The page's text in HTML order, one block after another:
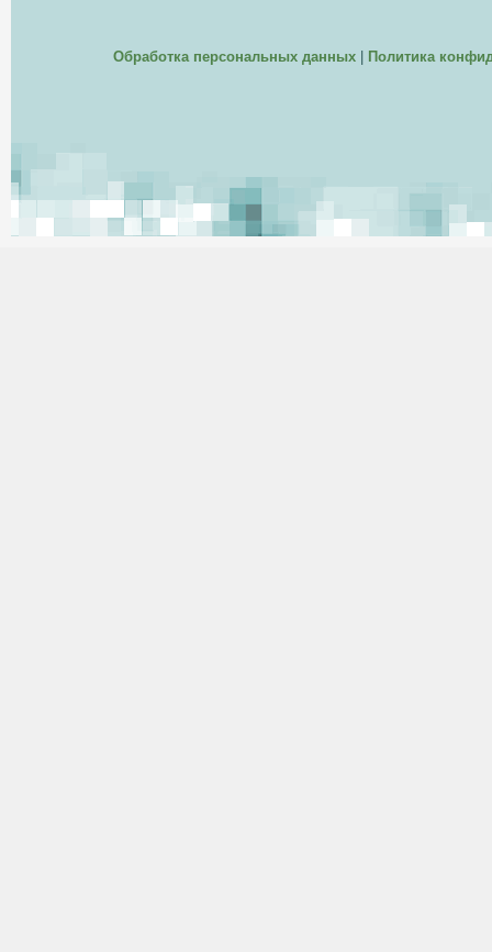
Обработка персональных данных| Политика